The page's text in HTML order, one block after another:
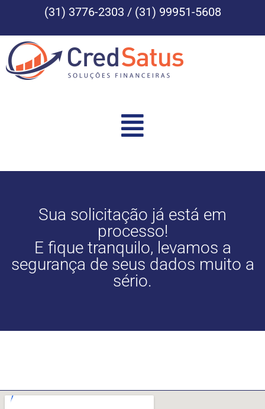
(31) 3776-2303 / (31) 99951-5608
Sua solicitação já está em
processo!
E fique tranquilo, levamos a
segurança de seus dados muito a
sério.